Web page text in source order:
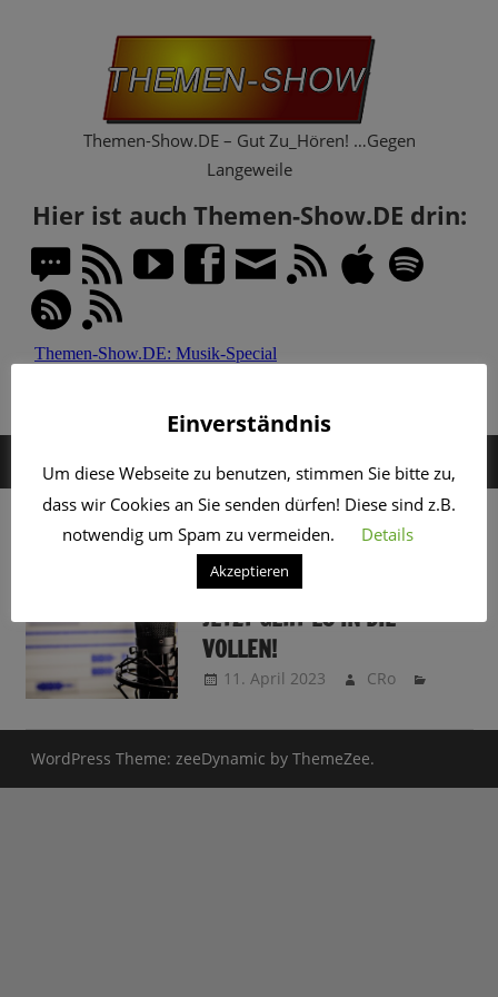
Themen-Show.DE – Gut Zu_Hören! …Gegen
Langeweile
Hier ist auch Themen-Show.DE drin:
MENÜ
SCHLAGWORT:EQUIPMENT
DER PODCAST-PODCAST:
JETZT GEHT ES IN DIE
VOLLEN!
11. April 2023 CRo
WordPress Theme: zeeDynamic by ThemeZee.
Einverständnis
Um diese Webseite zu benutzen, stimmen Sie bitte zu,
dass wir Cookies an Sie senden dürfen! Diese sind z.B.
notwendig um Spam zu vermeiden.
Details
Akzeptieren